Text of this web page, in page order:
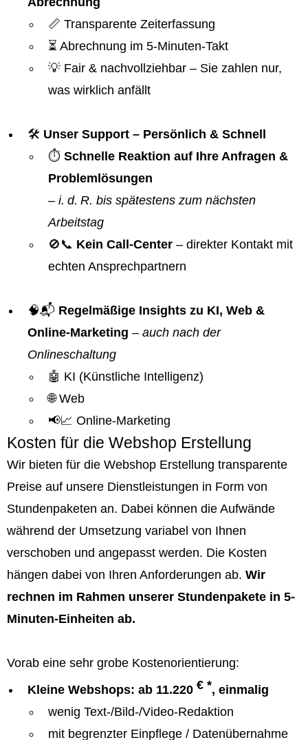
📏 Transparente Zeiterfassung
⏳ Abrechnung im 5-Minuten-Takt
💡 Fair & nachvollziehbar – Sie zahlen nur,
was wirklich anfällt
🛠️ Unser Support – Persönlich & Schnell
⏱️ Schnelle Reaktion auf Ihre Anfragen &
Problemlösungen
– i. d. R. bis spätestens zum nächsten
Arbeitstag
🚫📞 Kein Call-Center – direkter Kontakt mit
echten Ansprechpartnern
🧠📬 Regelmäßige Insights zu KI, Web &
Online-Marketing – auch nach der
Onlineschaltung
🤖 KI (Künstliche Intelligenz)
🌐 Web
📢📈 Online-Marketing
Kosten für die Webshop Erstellung
Wir bieten für die Webshop Erstellung transparente
Preise auf unsere Dienstleistungen in Form von
Stundenpaketen an. Dabei können die Aufwände
während der Umsetzung variabel von Ihnen
verschoben und angepasst werden. Die Kosten
hängen dabei von Ihren Anforderungen ab. Wir
rechnen im Rahmen unserer Stundenpakete in 5-
Minuten-Einheiten ab.
Vorab eine sehr grobe Kostenorientierung:
Kleine Webshops: ab 11.220 € *, einmalig
wenig Text-/Bild-/Video-Redaktion
mit begrenzter Einpflege / Datenübernahme